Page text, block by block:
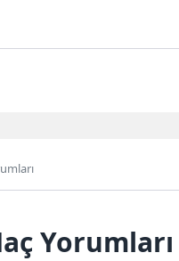
Yorumları